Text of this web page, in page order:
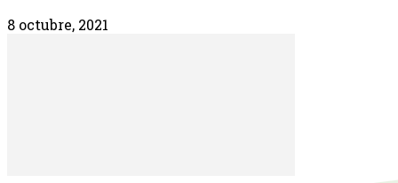
8 octubre, 2021